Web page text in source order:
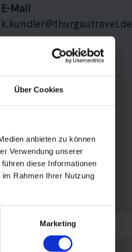
Über Cookies
anbieten zu können
Verwendung unserer
diese Informationen
Rahmen Ihrer Nutzung
Marketing
E-Mail
k.kundler@thurgautravel.de
Buchungshotline
Telefon
09.00 - 17.30 Uhr
Samstag geschlossen
E-Mail